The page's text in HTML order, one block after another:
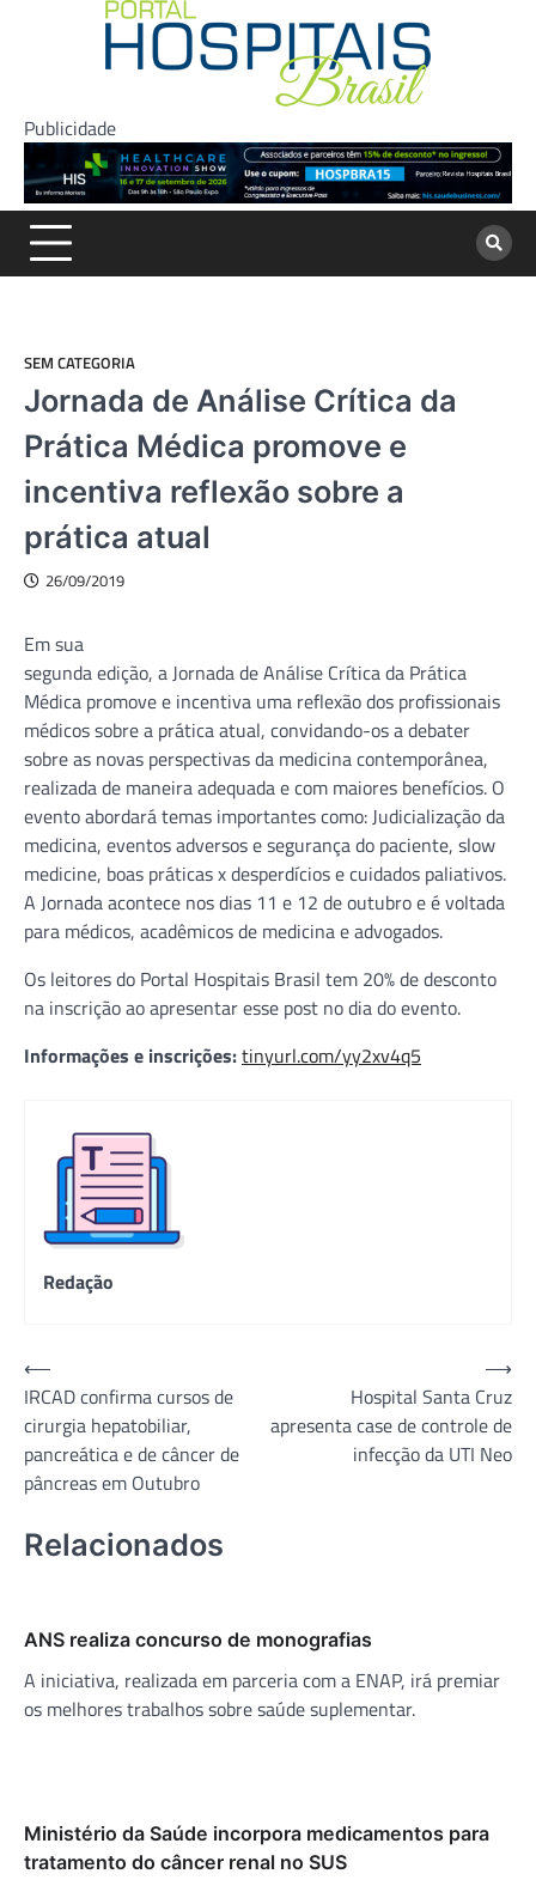
Publicidade
SEM CATEGORIA
Jornada de Análise Crítica da
Prática Médica promove e
incentiva reflexão sobre a
prática atual
26/09/2019
Em sua
segunda edição, a Jornada de Análise Crítica da Prática
Médica promove e incentiva uma reflexão dos profissionais
médicos sobre a prática atual, convidando-os a debater
sobre as novas perspectivas da medicina contemporânea,
realizada de maneira adequada e com maiores benefícios. O
evento abordará temas importantes como: Judicialização da
medicina, eventos adversos e segurança do paciente, slow
medicine, boas práticas x desperdícios e cuidados paliativos.
A Jornada acontece nos dias 11 e 12 de outubro e é voltada
para médicos, acadêmicos de medicina e advogados.
Os leitores do Portal Hospitais Brasil tem 20% de desconto
na inscrição ao apresentar esse post no dia do evento.
Informações e inscrições:tinyurl.com/yy2xv4q5
Redação
Navegação
de
Post
⟵
IRCAD confirma cursos de
cirurgia hepatobiliar,
pancreática e de câncer de
pâncreas em Outubro
Hospital Santa Cruz
apresenta case de controle de
infecção da UTI Neo
⟶
Relacionados
ANS realiza concurso de monografias
A iniciativa, realizada em parceria com a ENAP, irá premiar
os melhores trabalhos sobre saúde suplementar.
Ministério da Saúde incorpora medicamentos para
tratamento do câncer renal no SUS